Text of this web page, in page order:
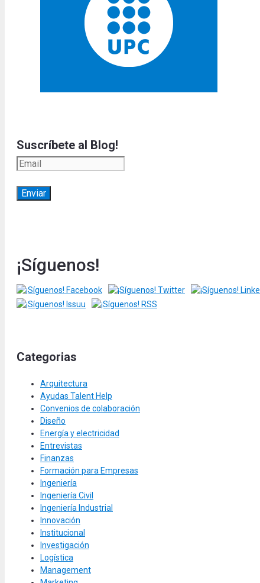
Suscríbete al Blog!
¡Síguenos!
Categorias
Arquitectura
Ayudas Talent Help
Convenios de colaboración
Diseño
Energía y electricidad
Entrevistas
Finanzas
Formación para Empresas
Ingeniería
Ingeniería Civil
Ingeniería Industrial
Innovación
Institucional
Investigación
Logística
Management